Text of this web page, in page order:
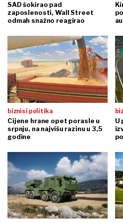
SAD šokirao pad
zaposlenosti, Wall Street
odmah snažno reagirao
biznis i politika
Cijene hrane opet porasle u
srpnju, na najvišu razinu u 3,5
godine
U